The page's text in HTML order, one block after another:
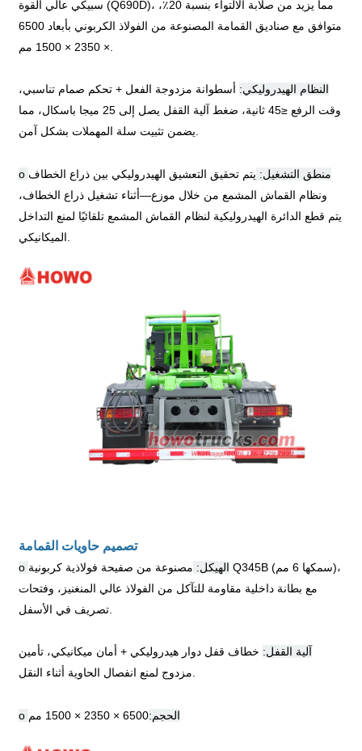
سبيكي عالي القوة (Q690D)، مما يزيد من صلابة الالتواء بنسبة 20٪،
متوافق مع صناديق القمامة المصنوعة من الفولاذ الكربوني بأبعاد 6500
× 2350 × 1500 مم.
النظام الهيدروليكي: أسطوانة مزدوجة الفعل + تحكم صمام تناسبي،
وقت الرفع ≤
45 ثانية، ضغط آلية القفل يصل إلى 25 ميجا باسكال، مما
يضمن تثبيت سلة المهملات بشكل آمن.
o منطق التشغيل: يتم تحقيق التعشيق الهيدروليكي بين ذراع الخطاف
ونظام القماش المشمع من خلال موزع—أثناء تشغيل ذراع الخطاف،
يتم قطع الدائرة الهيدروليكية لنظام القماش المشمع تلقائيًا لمنع التداخل
الميكانيكي.
تصميم حاويات القمامة
o الهيكل: مصنوعة من صفيحة فولاذية كربونية Q345B (سمكها 6 مم)،
مع بطانة داخلية مقاومة للتآكل من الفولاذ عالي المنغنيز، وفتحات
تصريف في الأسفل.
آلية القفل: خطاف قفل دوار هيدروليكي + أمان ميكانيكي، تأمين
مزدوج لمنع انفصال الحاوية أثناء النقل.
o الحجم:6500 × 2350 × 1500 مم